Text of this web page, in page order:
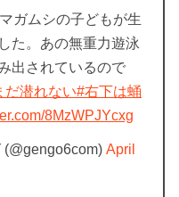
ガムシの子どもが生
た。あの無重力遊泳
出されているので
だ潜れない#右下は蛹
8MzWPJYcxg
April